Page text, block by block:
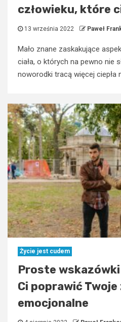
człowieku, które
13 września 2022 Paweł
Mało znane zaskakujące
ciała, o których na pewno nie
noworodki tracą więcej ciepła
Życie jest cudem
Proste
Ci poprawić
emocjonalne